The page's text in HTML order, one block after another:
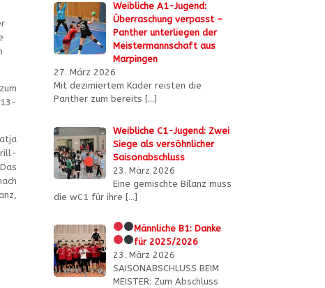
Weibliche A1-Jugend:
Überraschung verpasst –
Panther unterliegen der
Meistermannschaft aus
Marpingen
27. März 2026
Mit dezimiertem Kader reisten die
Panther zum bereits […]
Weibliche C1-Jugend: Zwei
Siege als versöhnlicher
Saisonabschluss
23. März 2026
Eine gemischte Bilanz muss
die wC1 für ihre[…]
Männliche B1: Danke
für 2025/2026
23. März 2026
SAISONABSCHLUSS BEIM
MEISTER: Zum Abschluss